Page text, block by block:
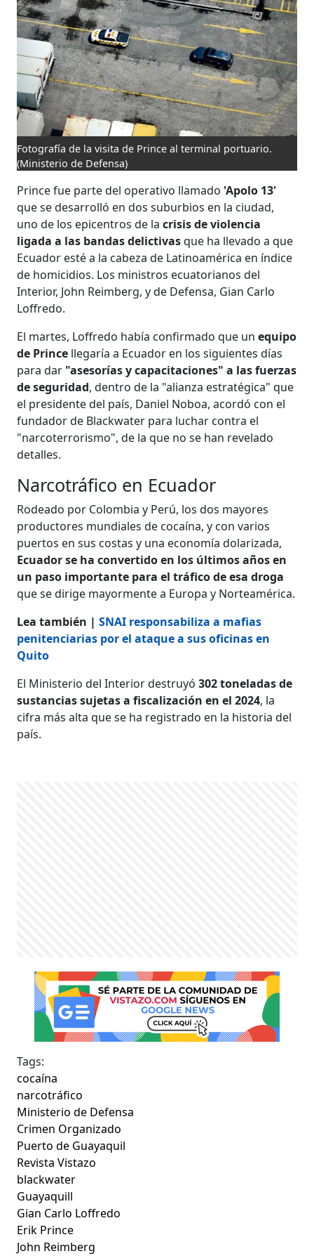
Fotografía de la visita de Prince al terminal portuario.
(Ministerio de Defensa)
Prince fue parte del operativo llamado 'Apolo 13'
que se desarrolló en dos suburbios en la ciudad,
uno de los epicentros de lacrisis de violencia
ligada a las bandas delictivasque ha llevado a que
Ecuador esté a la cabeza de Latinoamérica en índice
de homicidios. Los ministros ecuatorianos del
Interior, John Reimberg, y de Defensa, Gian Carlo
Loffredo.
El martes, Loffredo había confirmado que unequipo
de Prince llegaría a Ecuador en los siguientes días
para dar "asesorías y capacitaciones" a las fuerzas
de seguridad, dentro de la "alianza estratégica" que
el presidente del país, Daniel Noboa, acordó con el
fundador de Blackwater para luchar contra el
"narcoterrorismo", de la que no se han revelado
detalles.
Narcotráfico en Ecuador
Rodeado por Colombia y Perú, los dos mayores
productores mundiales de cocaína, y con varios
puertos en sus costas y una economía dolarizada,
Ecuador se ha convertido en los últimos años en
un paso importante para el tráfico de esa droga
que se dirige mayormente a Europa y Norteamérica.
Lea también |SNAI responsabiliza a mafias
penitenciarias por el ataque a sus oficinas en
Quito
El Ministerio del Interior destruyó302 toneladas de
sustancias sujetas a fiscalización en el 2024, la
cifra más alta que se ha registrado en la historia del
país.
Tags:
cocaína
narcotráfico
Ministerio de Defensa
Crimen Organizado
Puerto de Guayaquil
Revista Vistazo
blackwater
Guayaquill
Gian Carlo Loffredo
Erik Prince
John Reimberg